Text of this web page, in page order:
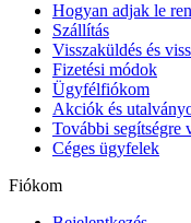
Hogyan adjak le
Szállítás
Visszaküldés és
Fizetési módok
Ügyfélfiókom
Akciók és
További segítségre
Céges ügyfelek
Fiókom